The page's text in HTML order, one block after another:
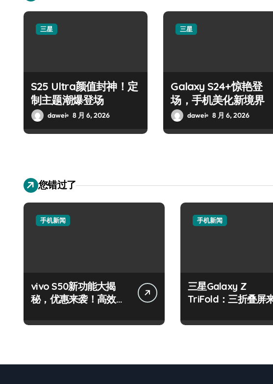
三星
S25 Ultra颜值封神！定
制主题潮爆登场
dawei 8 月 6, 2026
三星
Galaxy S24+惊艳登
场，手机美化新境界
dawei 8 月 6, 2026
您错过了
手机新闻
vivo S50新功能大揭
秘，优惠来袭！高效玩
手机新闻
三星Galaxy Z
TriFold：三折叠屏